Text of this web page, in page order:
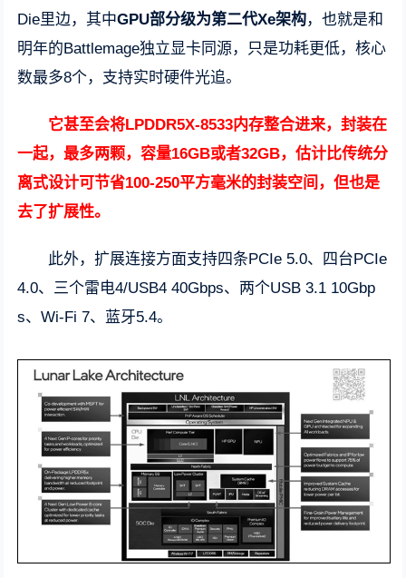
Die里边，其中GPU部分级为第二代Xe架构，也就是和
明年的Battlemage独立显卡同源，只是功耗更低，核心
数最多8个，支持实时硬件光追。
它甚至会将LPDDR5X-8533内存整合进来，封装在
一起，最多两颗，容量16GB或者32GB，估计比传统分
离式设计可节省100-250平方毫米的封装空间，但也是
去了扩展性。
此外，扩展连接方面支持四条PCIe 5.0、四台PCIe
4.0、三个雷电4/USB4 40Gbps、两个USB 3.1 10Gbp
s、Wi-Fi 7、蓝牙5.4。